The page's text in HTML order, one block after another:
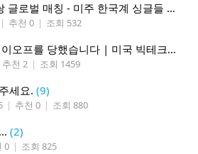
Couple.net 1:1 50만쌍 글로벌 매칭 - 미주 한국계 싱글들 모이세요
| 추천 0 | 조회 532
남편이 하루 아침에 레이오프를 당했습니다 | 미국 빅테크의 현실
추천 2 | 조회 1459
세요. (9)
| 추천 0 | 조회 880
(2)
0 | 조회 825